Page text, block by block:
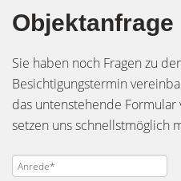
Objektanfrage
Sie haben noch Fragen zu
Besichtigungstermin
das untenstehende
setzen uns schnellstmöglich